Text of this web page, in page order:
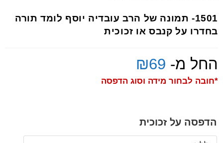
1501- תמונה של הרב עובדיה יוסף לומד תורה
בחדרו על קנבס או זכוכית
החל מ- ₪69
*חובה לבחור מידה וסוג הדפסה
הדפסה על זכוכית